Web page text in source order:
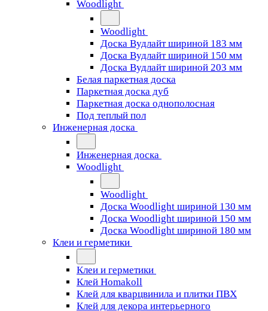
Woodlight
Woodlight
Доска Вудлайт шириной 183 мм
Доска Вудлайт шириной 150 мм
Доска Вудлайт шириной 203 мм
Белая паркетная доска
Паркетная доска дуб
Паркетная доска однополосная
Под теплый пол
Инженерная доска
Инженерная доска
Woodlight
Woodlight
Доска Woodlight шириной 130 мм
Доска Woodlight шириной 150 мм
Доска Woodlight шириной 180 мм
Клеи и герметики
Клеи и герметики
Клей Homakoll
Клей для кварцвинила и плитки ПВХ
Клей для декора интерьерного